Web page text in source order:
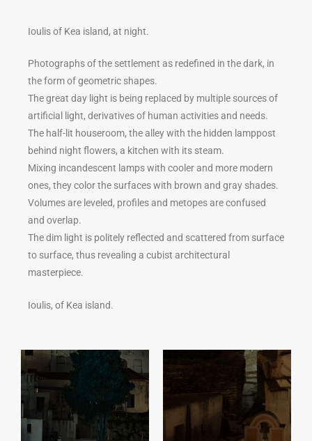
Ioulis of Kea island, at night.
Photographs of the settlement as redefined in the dark, in
the form of geometric shapes.
The great day light is being replaced by multiple sources of
artificial light, derivatives of human activities and needs.
The half-lit houseroom, the alley with the hidden lamppost
behind night flowers, a kitchen with its steam.
Mixing incandescent lamps with cooler and more modern
ones, they color the surfaces with brown and gray shades.
Volumes are leveled, profiles and metopes are confused
and overlap.
The dim light is politely reflected and scattered from surface
to surface, thus revealing a cubist architectural
masterpiece.
Ioulis, of Kea island.